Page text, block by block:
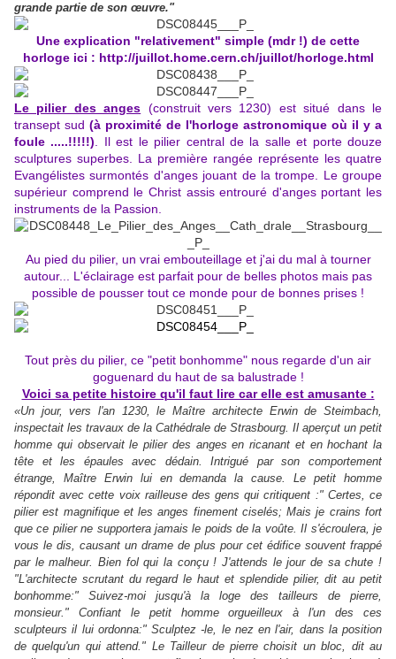
grande partie de son œuvre."
Une explication "relativement" simple (mdr !) de cette
horloge ici : http://juillot.home.cern.ch/juillot/horloge.html
Le pilier des anges (construit vers 1230) est situé dans le
transept sud (à proximité de l'horloge astronomique où il y a
foule .....!!!!!) . Il est le pilier central de la salle et porte douze
sculptures superbes. La première rangée représente les quatre
Evangélistes surmontés d'anges jouant de la trompe. Le groupe
supérieur comprend le Christ assis entrouré d'anges portant les
instruments de la Passion.
Au pied du pilier, un vrai embouteillage et j'ai du mal à tourner
autour... L'éclairage est parfait pour de belles photos mais pas
possible de pousser tout ce monde pour de bonnes prises !
Tout près du pilier, ce "petit bonhomme" nous regarde d'un air
goguenard du haut de sa balustrade !
Voici sa petite histoire qu'il faut lire car elle est amusante :
«Un jour, vers l'an 1230, le Maître architecte Erwin de Steimbach,
inspectait les travaux de la Cathédrale de Strasbourg. Il aperçut un petit
homme qui observait le pilier des anges en ricanant et en hochant la
tête et les épaules avec dédain. Intrigué par son comportement
étrange, Maître Erwin lui en demanda la cause. Le petit homme
répondit avec cette voix railleuse des gens qui critiquent :" Certes, ce
pilier est magnifique et les anges finement ciselés; Mais je crains fort
que ce pilier ne supportera jamais le poids de la voûte. Il s'écroulera, je
vous le dis, causant un drame de plus pour cet édifice souvent frappé
par le malheur. Bien fol qui la conçu ! J'attends le jour de sa chute !
"L'architecte scrutant du regard le haut et splendide pilier, dit au petit
bonhomme:" Suivez-moi jusqu'à la loge des tailleurs de pierre,
monsieur." Confiant le petit homme orgueilleux à l'un des ces
sculpteurs il lui ordonna:" Sculptez -le, le nez en l'air, dans la position
de quelqu'un qui attend." Le Tailleur de pierre choisit un bloc, dit au